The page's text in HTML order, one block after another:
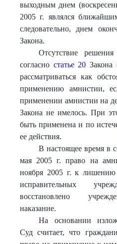
выходным днем
2005 г. являлся
следовательно, днем
Закона.
Отсутствие
согласно статье 20
рассматриваться как
применению амнистии,
применении амнистии на
Закона не имелось. При
быть применена и по
ее действия.
В настоящее время в
мая 2005 г. право на
ноября 2005 г. к
исправительных
восстановлено
наказание.
На основании
Суд считает, что